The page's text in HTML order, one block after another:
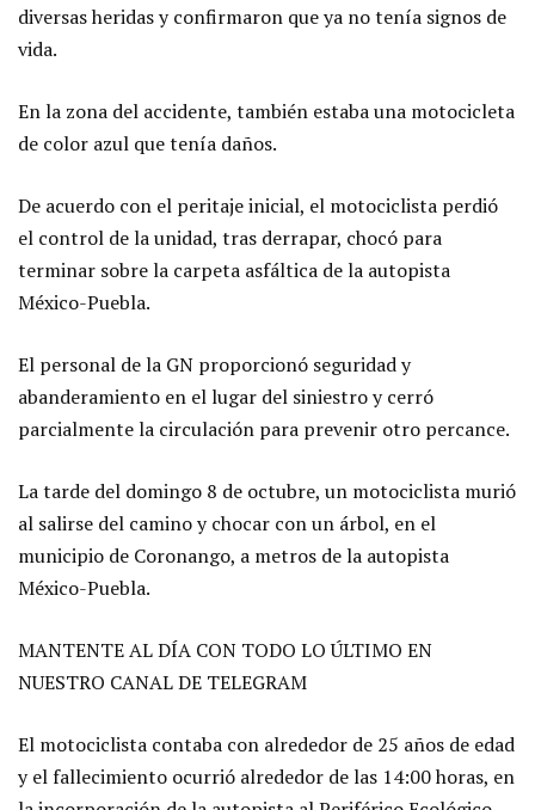
diversas heridas y confirmaron que ya no tenía signos de
vida.
En la zona del accidente, también estaba una motocicleta
de color azul que tenía daños.
De acuerdo con el peritaje inicial, el motociclista perdió
el control de la unidad, tras derrapar, chocó para
terminar sobre la carpeta asfáltica de la autopista
México-Puebla.
El personal de la GN proporcionó seguridad y
abanderamiento en el lugar del siniestro y cerró
parcialmente la circulación para prevenir otro percance.
La tarde del domingo 8 de octubre, un motociclista murió
al salirse del camino y chocar con un árbol, en el
municipio de Coronango, a metros de la autopista
México-Puebla.
MANTENTE AL DÍA CON TODO LO ÚLTIMO EN
NUESTRO CANAL DE TELEGRAM
El motociclista contaba con alrededor de 25 años de edad
y el fallecimiento ocurrió alrededor de las 14:00 horas, en